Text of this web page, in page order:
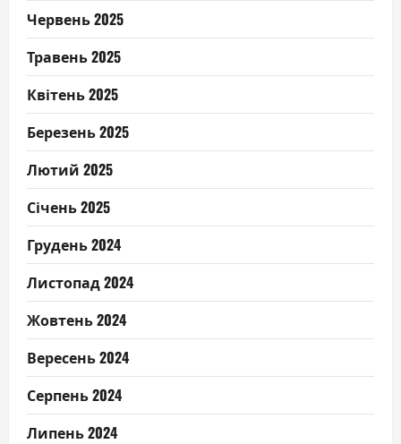
Червень 2025
Травень 2025
Квітень 2025
Березень 2025
Лютий 2025
Січень 2025
Грудень 2024
Листопад 2024
Жовтень 2024
Вересень 2024
Серпень 2024
Липень 2024